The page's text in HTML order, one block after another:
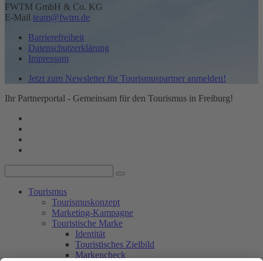
FWTM GmbH & Co. KG
E-Mail team@fwtm.de
Barrierefreiheit
Datenschutzerklärung
Impressum
Jetzt zum Newsletter für Tourismuspartner anmelden!
Ihr Partnerportal - Gemeinsam für den Tourismus in Freiburg!
Tourismus
Tourismuskonzept
Marketing-Kampagne
Touristische Marke
Identität
Touristisches Zielbild
Markencheck